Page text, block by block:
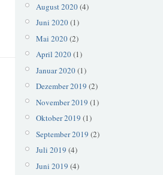
August 2020(4)
Juni 2020(1)
Mai 2020(2)
April 2020(1)
Januar 2020(1)
Dezember 2019 (2)
November 2019 (1)
Oktober 2019 (1)
September 2019 (2)
Juli 2019 (4)
Juni 2019 (4)